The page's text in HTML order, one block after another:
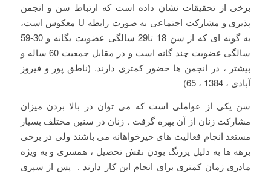
برخی از تحقیقات نشان داده است که ارتباط سن و انجمن
پذیری و مشارکت اجتماعی به صورت رابطه U معکوس است،
به گونه ای که از سن 18 تا29 سالگی عضویت یگانه و 30-59
سالگی عضویت چند گانه است و در مقابل جمعیت 60 ساله و
بیشتر ، در انجمن ها حضور کمتری دارند. (ناطق پور و فیروز
آبادی ، 1384 ، 65)
سن یکی از عواملی است که می توان در بالا بردن میزان
مشارکت زنان از آن بهره گرفت . زنان در سنین مختلف بسیار
مستعد انجام فعالیت های خیرخواهانه می باشند ولی در برخی
برهه ها به دلیل پررنگ بودن نقش تحصیل ، همسری و به ویژه
مادری زمان کمتری برای انجام این کار دارند . پس از سپری